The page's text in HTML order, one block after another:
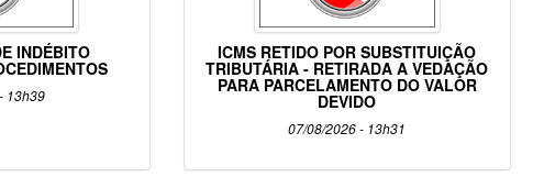
INDÉBITO
13h39
ICMS RETIDO POR SUBSTITUIÇÃO
TRIBUTÁRIA - RETIRADA A VEDAÇÃO
PARA PARCELAMENTO DO VALOR
DEVIDO
07/08/2026 - 13h31